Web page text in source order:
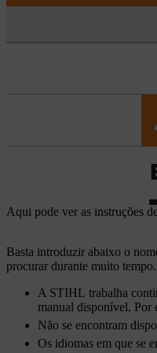
Aqui pode ver as instruções
Basta introduzir abaixo o
procurar durante muito tempo.
A STIHL trabalha
manual disponível. Por
Não se encontram
Os idiomas em que se